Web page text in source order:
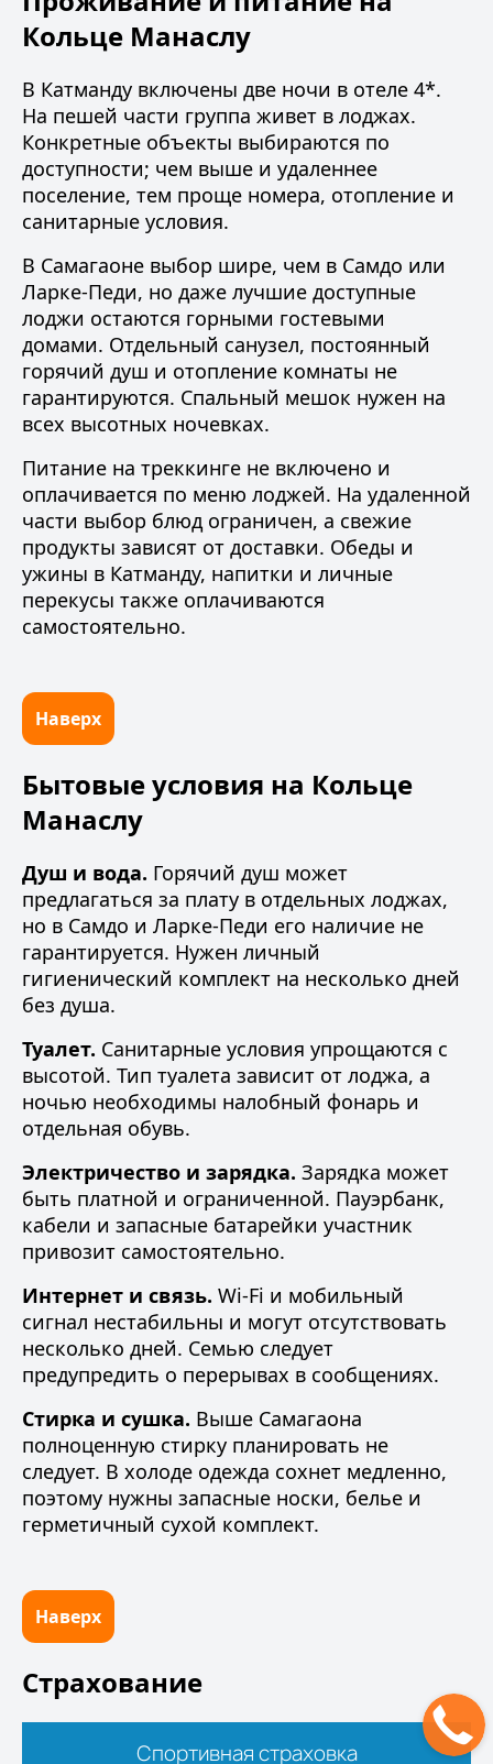
Кольце Манаслу
В Катманду включены две ночи в отеле 4*.
На пешей части группа живет в лоджах.
Конкретные объекты выбираются по
доступности; чем выше и удаленнее
поселение, тем проще номера, отопление и
санитарные условия.
В Самагаоне выбор шире, чем в Самдо или
Ларке-Педи, но даже лучшие доступные
лоджи остаются горными гостевыми
домами. Отдельный санузел, постоянный
горячий душ и отопление комнаты не
гарантируются. Спальный мешок нужен на
всех высотных ночевках.
Питание на треккинге не включено и
оплачивается по меню лоджей. На удаленной
части выбор блюд ограничен, а свежие
продукты зависят от доставки. Обеды и
ужины в Катманду, напитки и личные
перекусы также оплачиваются
самостоятельно.
Наверх
Бытовые условия на Кольце
Манаслу
Душ и вода. Горячий душ может
предлагаться за плату в отдельных лоджах,
но в Самдо и Ларке-Педи его наличие не
гарантируется. Нужен личный
гигиенический комплект на несколько дней
без душа.
Туалет. Санитарные условия упрощаются с
высотой. Тип туалета зависит от лоджа, а
ночью необходимы налобный фонарь и
отдельная обувь.
Электричество и зарядка. Зарядка может
быть платной и ограниченной. Пауэрбанк,
кабели и запасные батарейки участник
привозит самостоятельно.
Интернет и связь. Wi-Fi и мобильный
сигнал нестабильны и могут отсутствовать
несколько дней. Семью следует
предупредить о перерывах в сообщениях.
Стирка и сушка. Выше Самагаона
полноценную стирку планировать не
следует. В холоде одежда сохнет медленно,
поэтому нужны запасные носки, белье и
герметичный сухой комплект.
Наверх
Страхование